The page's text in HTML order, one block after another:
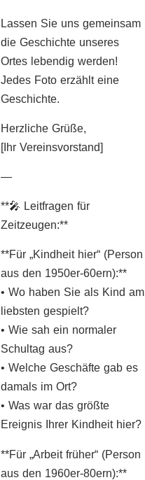
Lassen Sie uns gemeinsam
die Geschichte unseres
Ortes lebendig werden!
Jedes Foto erzählt eine
Geschichte.
Herzliche Grüße,
[Ihr Vereinsvorstand]
—
**🎤 Leitfragen für
Zeitzeugen:**
**Für „Kindheit hier“ (Person
aus den 1950er-60ern):**
• Wo haben Sie als Kind am
liebsten gespielt?
• Wie sah ein normaler
Schultag aus?
• Welche Geschäfte gab es
damals im Ort?
• Was war das größte
Ereignis Ihrer Kindheit hier?
**Für „Arbeit früher“ (Person
aus den 1960er-80ern):**